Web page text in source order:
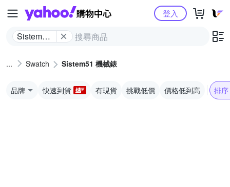
Yahoo購物中心
Sistem51
登入
Swatch Sistem51 機械錶
品牌 快速到貨 有現貨 挑戰低價 價格低到高 排序